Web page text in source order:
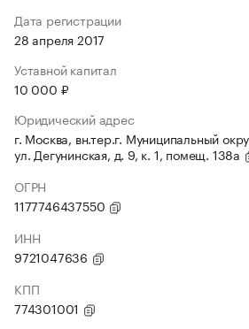
Дата регистрации
28 апреля 2017
Уставной капитал
10 000 ₽
Юридический адрес
г. Москва, вн.тер.г. Муниципальный
ул. Дегунинская, д. 9, к. 1, помещ. 138а
ОГРН
1177746437550
ИНН
9721047636
КПП
774301001